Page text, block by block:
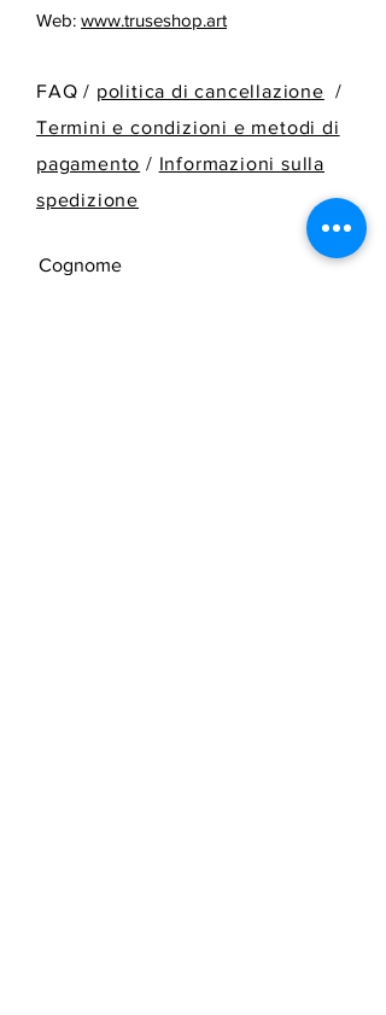
Web: www.truseshop.art
FAQ / politica di cancellazione
/
Termini e condizioni e metodi di
pagamento / Informazioni sulla
spedizione